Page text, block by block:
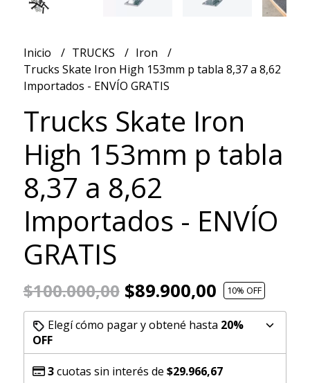
Inicio TRUCKS
Iron
Trucks Skate Iron High 153mm p tabla 8,37 a 8,62
Importados - ENVÍO GRATIS
Trucks Skate Iron
High 153mm p tabla
8,37 a 8,62
Importados - ENVÍO
GRATIS
$100.000,00$89.900,00 10% OFF
Elegí cómo pagar y obtené hasta 20%
OFF
3cuotas sin interés de $29.966,67